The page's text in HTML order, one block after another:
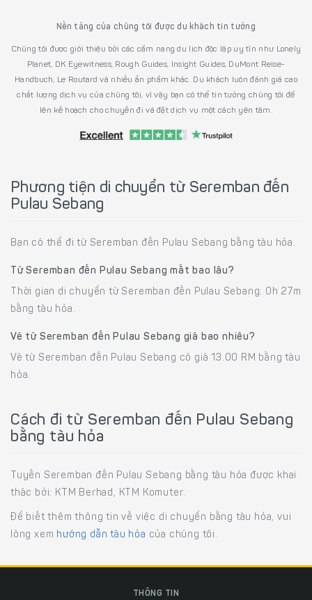
Nền tảng của chúng tôi được du khách tin tưởng
Chúng tôi được giới thiệu bởi các cẩm nang du lịch độc lập uy tín như Lonely
Planet, DK Eyewitness, Rough Guides, Insight Guides, DuMont Reise-
Handbuch, Le Routard và nhiều ấn phẩm khác. Du khách luôn đánh giá cao
chất lượng dịch vụ của chúng tôi, vì vậy bạn có thể tin tưởng chúng tôi để
lên kế hoạch cho chuyến đi và đặt dịch vụ một cách yên tâm.
Phương tiện di chuyển từ Seremban đến
Pulau Sebang
Bạn có thể đi từ Seremban đến Pulau Sebang bằng tàu hỏa.
Từ Seremban đến Pulau Sebang mất bao lâu?
Thời gian di chuyển từ Seremban đến Pulau Sebang: 0h 27m
bằng tàu hỏa.
Vé từ Seremban đến Pulau Sebang giá bao nhiêu?
Vé từ Seremban đến Pulau Sebang có giá 13.00 RM bằng tàu
hỏa.
Cách đi từ Seremban đến Pulau Sebang
bằng tàu hỏa
Tuyến Seremban đến Pulau Sebang bằng tàu hỏa được khai
thác bởi: KTM Berhad, KTM Komuter.
Để biết thêm thông tin về việc di chuyển bằng tàu hỏa, vui
lòng xem hướng dẫn tàu hỏa của chúng tôi.
THÔNG TIN